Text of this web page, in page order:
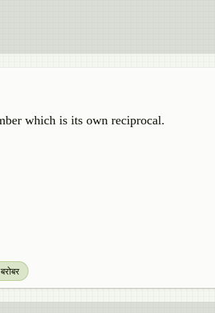
which is its own reciprocal.